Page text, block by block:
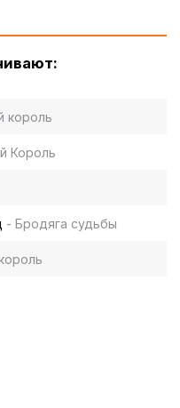
король
Король
- Бродяга судьбы